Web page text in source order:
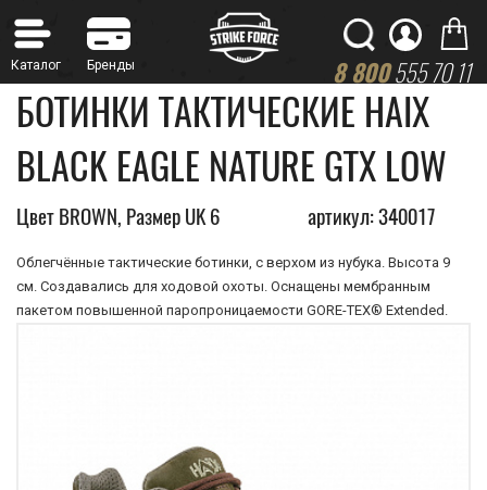
8 800555 70 11
БОТИНКИ ТАКТИЧЕСКИЕ HAIX
BLACK EAGLE NATURE GTX LOW
Цвет BROWN, Размер UK 6 артикул: 340017
Облегчённые тактические ботинки, с верхом из нубука. Высота 9
см. Создавались для ходовой охоты. Оснащены мембранным
пакетом повышенной паропроницаемости GORE-TEX® Extended.